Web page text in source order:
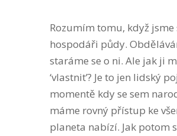
Rozumím tomu, když jsme
hospodáři půdy.
staráme se o ni. Ale jak ji
‘vlastnit’? Je to jen lidský
momentě kdy se sem
máme rovný přístup ke
planeta nabízí. Jak potom